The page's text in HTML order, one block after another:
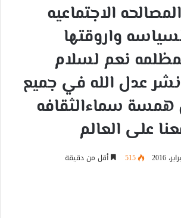
الاجتماعيه
واروقتها
نعم لسلام
عدل الله في جميع
همسة سماءالثقافه
على العالم
515 أقل من دقيقة